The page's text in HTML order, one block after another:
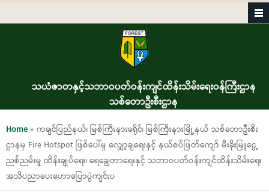
သယံဇာတနှင့်သဘာဝပတ်ဝန်းကျင်ထိန်းသိမ်းရေးဝန်ကြီးဌာန
သစ်တောဦးစီးဌာန
You are here
Home» ကချင်ပြည်နယ်၊ မြစ်ကြီးနားခရိုင်၊ မြစ်ကြီးနားမြို့နယ် သစ်တောဦးစီး
ဌာနမှ Fire Hotspot ဖြစ်ပေါ်မှု လျှော့ချရေးနှင့် နယ်စပ်ဖြတ်‌ကျော် မီးခိုးမြူငွေ့
ညစ်ညမ်းမှု ထိန်းချုပ်ရေး၊ ရေချွေတာရေးနှင့် သဘာဝပတ်ဝန်းကျင်ထိန်းသိမ်းရေး
အသိပညာပေးဟောပြောပွဲကျင်းပ